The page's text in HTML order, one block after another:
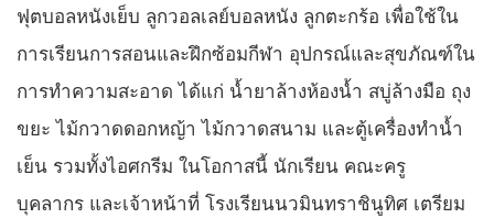
ฟุตบอลหนังเย็บ ลูกวอลเลย์บอลหนัง ลูกตะกร้อ เพื่อใช้ใน
การเรียนการสอนและฝึกซ้อมกีฬา อุปกรณ์และสุขภัณฑ์ใน
การทำความสะอาด ได้แก่ น้ำยาล้างห้องน้ำ สบู่ล้างมือ ถุง
ขยะ ไม้กวาดดอกหญ้า ไม้กวาดสนาม และตู้เครื่องทำน้ำ
เย็น รวมทั้งไอศกรีม ในโอกาสนี้ นักเรียน คณะครู
บุคลากร และเจ้าหน้าที่ โรงเรียนนวมินทราชินูทิศ เตรียม